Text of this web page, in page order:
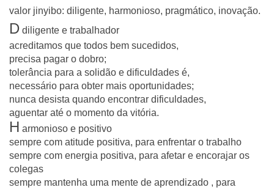
valor jinyibo: diligente, harmonioso, pragmático, inovação.
D diligente e trabalhador
acreditamos que todos bem sucedidos,
precisa pagar o dobro;
tolerância para a solidão e dificuldades é,
necessário para obter mais oportunidades;
nunca desista quando encontrar dificuldades,
aguentar até o momento da vitória.
H armonioso e positivo
sempre com atitude positiva, para enfrentar o trabalho
sempre com energia positiva, para afetar e encorajar os
colegas
sempre mantenha uma mente de aprendizado , para